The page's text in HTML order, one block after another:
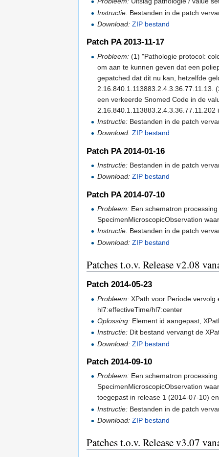
Instructie: Bestanden in de patch
Download: ZIP bestand
Patch PA 2013-11-17
Probleem: (1) "Pathologie protocol:
om aan te kunnen geven dat een
gepatched dat dit nu kan, hetzelfde
2.16.840.1.113883.2.4.3.36.77.11.13.
een verkeerde Snomed Code in de
2.16.840.1.113883.2.4.3.36.77.11.202
Instructie: Bestanden in de patch
Download: ZIP bestand
Patch PA 2014-01-16
Instructie: Bestanden in de patch
Download: ZIP bestand
Patch PA 2014-07-10
Probleem: Een schematron
SpecimenMicroscopicObservation
Instructie: Bestanden in de patch
Download: ZIP bestand
Patches t.o.v. Release v2.08
Patch 2014-05-23
Probleem: XPath voor Periode
hl7:effectiveTime/hl7:center
Oplossing: Element id aangepast,
Instructie: Dit bestand vervangt de
Download: ZIP bestand
Patch 2014-09-10
Probleem: Een schematron
SpecimenMicroscopicObservation
toegepast in release 1 (2014-07-10)
Instructie: Bestanden in de patch
Download: ZIP bestand
Patches t.o.v. Release v3.07